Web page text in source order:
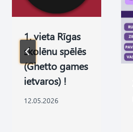
1. vieta Rīgas
skolēnu spēlēs
(Ghetto games
ietvaros) !
12.05.2026